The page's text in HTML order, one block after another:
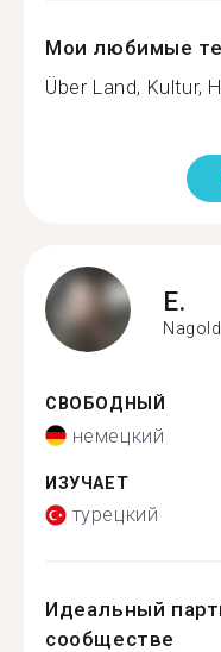
Мои любимые
Über Land, Kultur,
E.
Nagold
СВОБОДНЫЙ
немецкий
ИЗУЧАЕТ
турецкий
Идеальный
сообществе